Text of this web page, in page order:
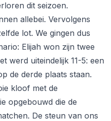
dit seizoen.
allebei. Vervolgens
lot. We gingen dus
Elijah won zijn twee
werd uiteindelijk 11-5: een
de derde plaats staan.
kloof met de
opgebouwd die de
De steun van ons